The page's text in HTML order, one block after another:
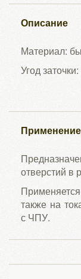
Описание
Материал:
Угод
Применение
отверстий в
также на
с ЧПУ.